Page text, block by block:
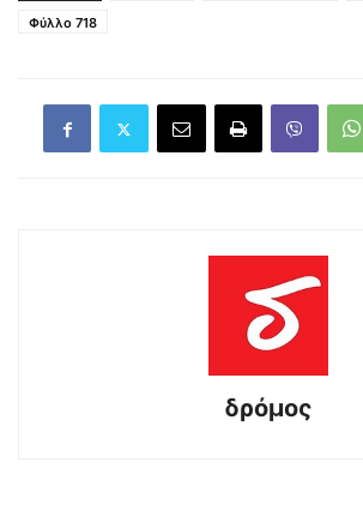
Φύλλο 718
δρόμος